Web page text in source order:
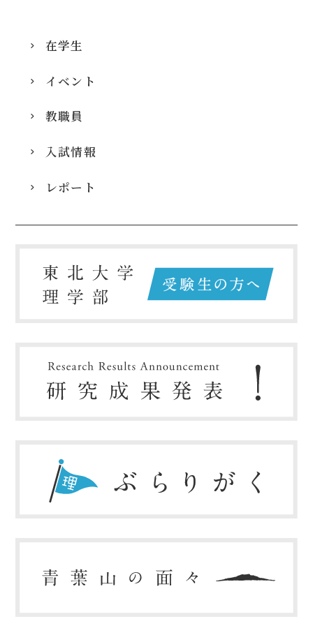
在学生
イベント
教職員
入試情報
レポート